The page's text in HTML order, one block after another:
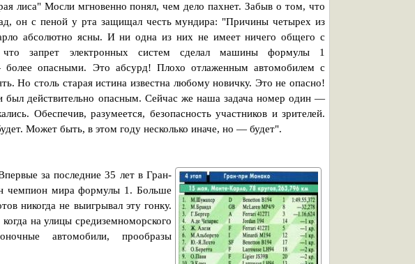
лиса" Мосли мгновенно понял, чем дело пахнет. Забыв о том, что
он с пеной у рта защищал честь мундира: "Причины четырех из
абсолютно ясны. И ни одна из них не имеет ничего общего с
что запрет электронных систем сделал машины формулы 1
более опасными. Это абсурд! Плохо отлаженным автомобилем с
Но столь старая истина известна любому новичку. Это не опасно!
был действительно опасным. Сейчас же наша задача номер один —
Обеспечив, разумеется, безопасность участников и зрителей.
Может быть, в этом году несколько иначе, но — будет".
за последние 35 лет в Гран-
чемпион мира формулы 1. Больше
никогда не выигрывал эту гонку.
на улицы средиземноморского
автомобили, прообразы